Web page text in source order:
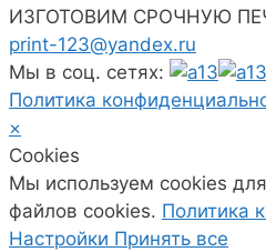
ИЗГОТОВИМ СРОЧНУЮ
print-123@yandex.ru
Мы в соц. сетях:
Политика
×
Cookies
Мы используем cookies
файлов cookies. Политика
Настройки Принять все